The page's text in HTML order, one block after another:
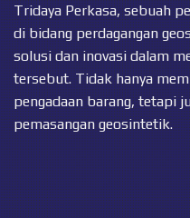
Tridaya Perkasa, sebuah
di bidang perdagangan
solusi dan inovasi dalam
tersebut. Tidak hanya
pengadaan barang, tetapi
pemasangan geosintetik.